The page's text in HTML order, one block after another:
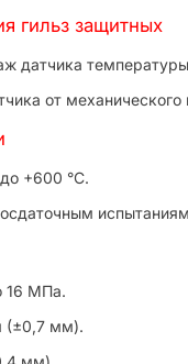
гильз защитных
датчика
от
+600 °С.
16 МПа.
(±0,7 мм).